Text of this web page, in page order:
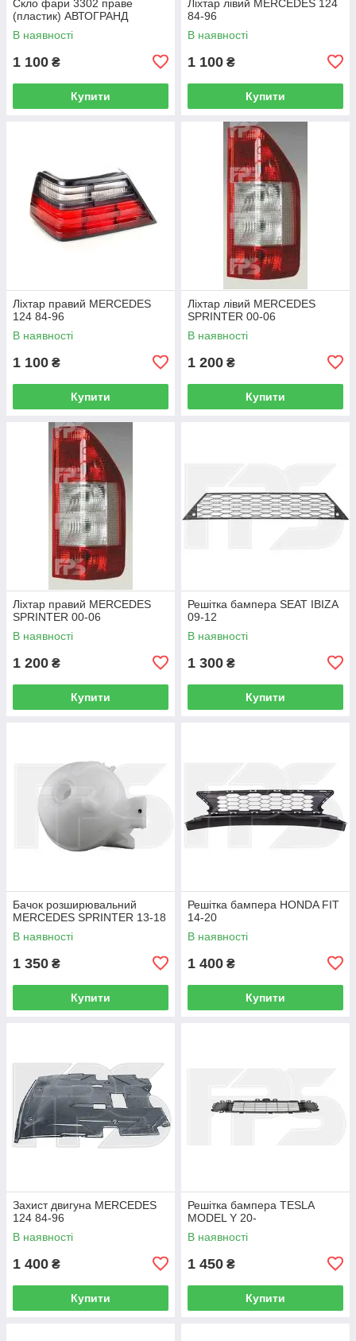
Скло фари 3302 праве
(пластик) АВТОГРАНД
В наявності
1 100 ₴
Купити
Ліхтар лівий MERCEDES 124
84-96
В наявності
1 100 ₴
Купити
Ліхтар правий MERCEDES
124 84-96
В наявності
1 100 ₴
Купити
Ліхтар лівий MERCEDES
SPRINTER 00-06
В наявності
1 200 ₴
Купити
Ліхтар правий MERCEDES
SPRINTER 00-06
В наявності
1 200 ₴
Купити
Решітка бампера SEAT IBIZA
09-12
В наявності
1 300 ₴
Купити
Бачок розширювальний
MERCEDES SPRINTER 13-18
В наявності
1 350 ₴
Купити
Решітка бампера HONDA FIT
14-20
В наявності
1 400 ₴
Купити
Захист двигуна MERCEDES
124 84-96
В наявності
1 400 ₴
Купити
Решітка бампера TESLA
MODEL Y 20-
В наявності
1 450 ₴
Купити